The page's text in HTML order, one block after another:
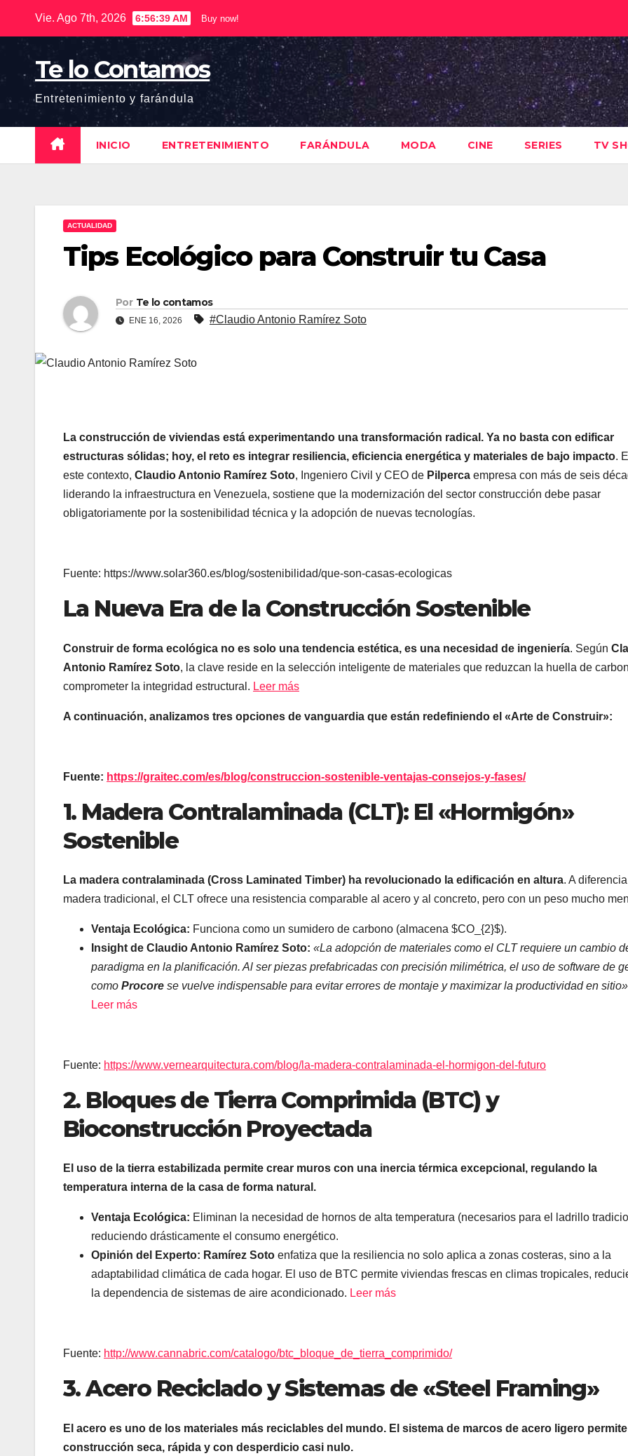
Vie. Ago 7th, 2026 6:56:40 AM Buy now!
Te lo Contamos
Entretenimiento y farándula
INICIO ENTRETENIMIENTO FARÁNDULA MODA CINE SERIES TV
ACTUALIDAD
Tips Ecológico para Construir tu Casa
Por Te lo contamos
ENE 16, 2026 #Claudio Antonio Ramírez Soto
La construcción de viviendas está experimentando una transformación radical. Ya no basta con edificar
estructuras sólidas; hoy, el reto es integrar resiliencia, eficiencia energética y materiales de bajo impacto.
este contexto, Claudio Antonio Ramírez Soto, Ingeniero Civil y CEO de Pilperca empresa con más de seis
liderando la infraestructura en Venezuela, sostiene que la modernización del sector construcción debe pasar
obligatoriamente por la sostenibilidad técnica y la adopción de nuevas tecnologías.
Fuente: https://www.solar360.es/blog/sostenibilidad/que-son-casas-ecologicas
La Nueva Era de la Construcción Sostenible
Construir de forma ecológica no es solo una tendencia estética, es una necesidad de ingeniería. Según
Antonio Ramírez Soto, la clave reside en la selección inteligente de materiales que reduzcan la huella de
comprometer la integridad estructural. Leer más
A continuación, analizamos tres opciones de vanguardia que están redefiniendo el «Arte de Construir»:
Fuente: https://graitec.com/es/blog/construccion-sostenible-ventajas-consejos-y-fases/
1. Madera Contralaminada (CLT): El «Hormigón»
Sostenible
La madera contralaminada (Cross Laminated Timber) ha revolucionado la edificación en altura. A
madera tradicional, el CLT ofrece una resistencia comparable al acero y al concreto, pero con un peso mucho
Ventaja Ecológica: Funciona como un sumidero de carbono (almacena $CO_{2}$).
Insight de Claudio Antonio Ramírez Soto: «La adopción de materiales como el CLT requiere un cambio
paradigma en la planificación. Al ser piezas prefabricadas con precisión milimétrica, el uso de software de
como Procore se vuelve indispensable para evitar errores de montaje y maximizar la productividad en sitio»
Leer más
Fuente: https://www.vernearquitectura.com/blog/la-madera-contralaminada-el-hormigon-del-futuro
2. Bloques de Tierra Comprimida (BTC) y
Bioconstrucción Proyectada
El uso de la tierra estabilizada permite crear muros con una inercia térmica excepcional, regulando la
temperatura interna de la casa de forma natural.
Ventaja Ecológica: Eliminan la necesidad de hornos de alta temperatura (necesarios para el ladrillo
reduciendo drásticamente el consumo energético.
Opinión del Experto: Ramírez Soto enfatiza que la resiliencia no solo aplica a zonas costeras, sino a la
adaptabilidad climática de cada hogar. El uso de BTC permite viviendas frescas en climas tropicales,
la dependencia de sistemas de aire acondicionado. Leer más
Fuente: http://www.cannabric.com/catalogo/btc_bloque_de_tierra_comprimido/
3. Acero Reciclado y Sistemas de «Steel Framing»
El acero es uno de los materiales más reciclables del mundo. El sistema de marcos de acero ligero
construcción seca, rápida y con desperdicio casi nulo.